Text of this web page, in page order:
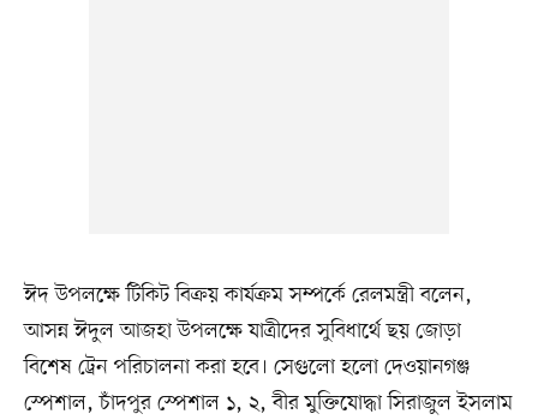
ঈদ উপলক্ষে টিকিট বিক্রয় কার্যক্রম সম্পর্কে রেলমন্ত্রী বলেন,
আসন্ন ঈদুল আজহা উপলক্ষে যাত্রীদের সুবিধার্থে ছয় জোড়া
বিশেষ ট্রেন পরিচালনা করা হবে। সেগুলো হলো দেওয়ানগঞ্জ
স্পেশাল, চাঁদপুর স্পেশাল ১, ২, বীর মুক্তিযোদ্ধা সিরাজুল ইসলাম